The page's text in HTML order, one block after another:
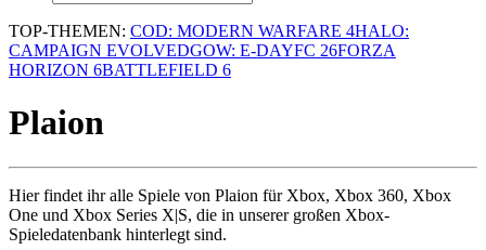
TOP-THEMEN: COD: MODERN WARFARE 4HALO:
CAMPAIGN EVOLVEDGOW: E-DAYFC 26FORZA
HORIZON 6BATTLEFIELD 6
Plaion
Hier findet ihr alle Spiele von Plaion für Xbox, Xbox 360, Xbox
One und Xbox Series X|S, die in unserer großen Xbox-
Spieledatenbank hinterlegt sind.